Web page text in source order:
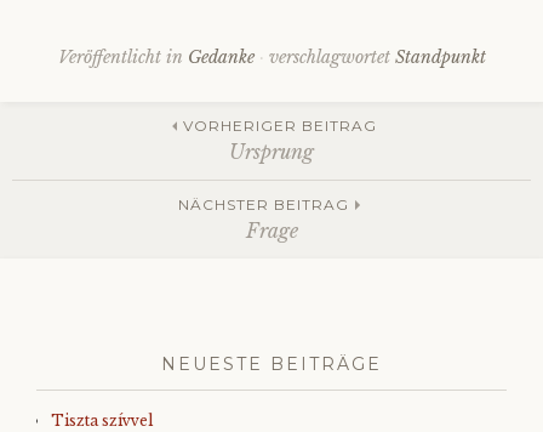
Veröffentlicht in Gedanke verschlagwortet Standpunkt
Beitrags-
Navigation
VORHERIGER BEITRAG
Ursprung
NÄCHSTER BEITRAG
Frage
NEUESTE BEITRÄGE
Tiszta szívvel